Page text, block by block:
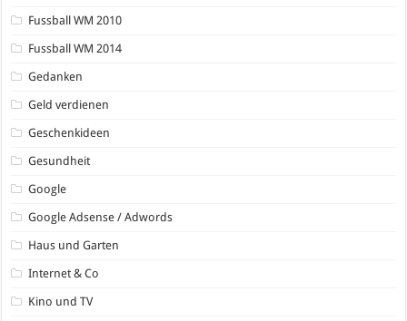
Fussball WM 2010
Fussball WM 2014
Gedanken
Geld verdienen
Geschenkideen
Gesundheit
Google
Google Adsense / Adwords
Haus und Garten
Internet & Co
Kino und TV